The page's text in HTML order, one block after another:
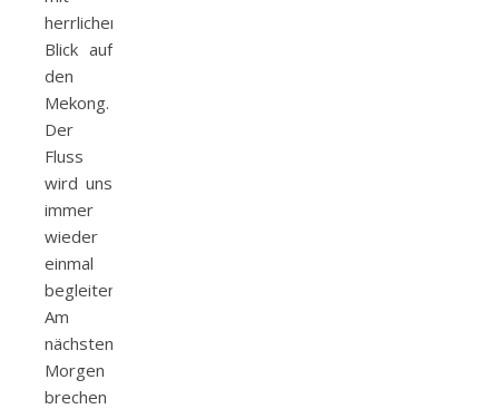
herrlichem
Blick auf
den
Mekong.
Der
Fluss
wird uns
immer
wieder
einmal
begleiten.
Am
nächsten
Morgen
brechen